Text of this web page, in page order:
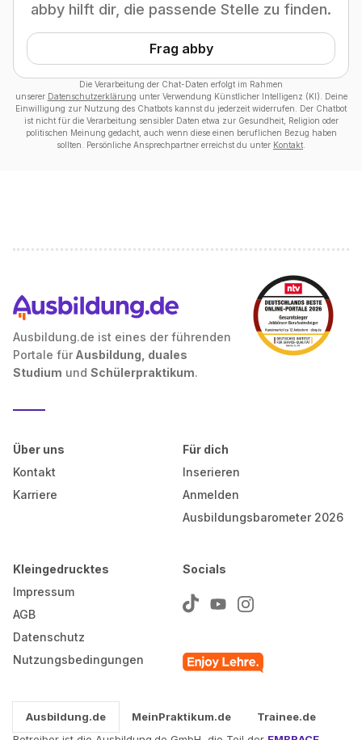
abby hilft dir, die passende Stelle zu finden.
Frag abby
Die Verarbeitung der Chat-Daten erfolgt im Rahmen
unserer Datenschutzerklärung unter Verwendung Künstlicher Intelligenz (KI). Deine
Einwilligung zur Nutzung des Chatbots kannst du jederzeit widerrufen. Der Chatbot
ist nicht für die Verarbeitung sensibler Daten etwa zur Gesundheit, Religion oder
politischen Meinung gedacht, auch wenn diese einen beruflichen Bezug haben
sollten. Persönliche Ansprechpartner erreichst du unter Kontakt
Ausbildung.de ist eines der führenden
Portale für Ausbildung, duales
Studium und Schülerpraktikum.
Über uns
Kontakt
Karriere
Für dich
Inserieren
Anmelden
Ausbildungsbarometer 2026
Kleingedrucktes
Impressum
AGB
Datenschutz
Nutzungsbedingungen
Socials
Ausbildung.de MeinPraktikum.de
Trainee.de